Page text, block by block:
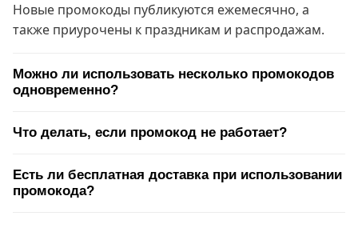
Новые промокоды публикуются ежемесячно, а
также приурочены к праздникам и распродажам.
Можно ли использовать несколько промокодов
одновременно?
Что делать, если промокод не работает?
Есть ли бесплатная доставка при использовании
промокода?